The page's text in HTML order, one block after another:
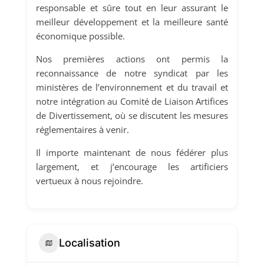
responsable et sûre tout en leur assurant le
meilleur développement et la meilleure santé
économique possible.
Nos premières actions ont permis la
reconnaissance de notre syndicat par les
ministères de l’environnement et du travail et
notre intégration au Comité de Liaison Artifices
de Divertissement, où se discutent les mesures
réglementaires à venir.
Il importe maintenant de nous fédérer plus
largement, et j’encourage les artificiers
vertueux à nous rejoindre.
Localisation